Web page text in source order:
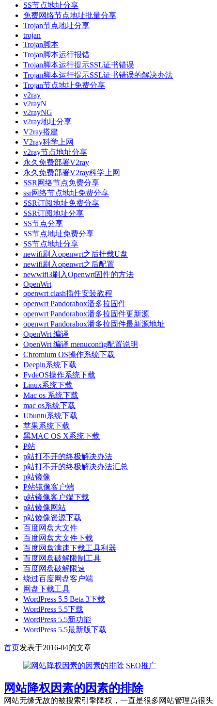
SS节点地址分享
免费网络节点地址批量分享
Trojan节点地址分享
trojan
Trojan脚本
Trojan脚本运行报错
Trojan脚本运行提示SSL证书错误
Trojan脚本运行提示SSL证书错误的解决办法
Trojan节点地址免费分享
v2ray
v2rayN
v2rayNG
v2ray地址分享
V2ray搭建
V2ray科学上网
v2ray节点地址分享
永久免费部署V2ray
永久免费部署V2ray科学上网
SSR网络节点免费分享
ssr网络节点地址免费分享
SSR订阅地址免费分享
SSR订阅地址分享
SS节点分享
SS节点地址免费分享
SS节点地址分享
newifi刷入openwrt之后挂载U盘
newifi刷入openwrt之后配置
newwifi3刷入Openwrt固件的方法
OpenWrt
openwrt clash插件安装教程
openwrt Pandorabox潘多拉固件
openwrt Pandorabox潘多拉固件更新源
openwrt Pandorabox潘多拉固件最新源地址
OpenWrt 编译
OpenWrt 编译 menuconfig配置说明
Chromium OS操作系统下载
Deepin系统下载
FydeOS操作系统下载
Linux系统下载
Mac os 系统下载
mac os系统下载
Ubuntu系统下载
苹果系统下载
黑MAC OS X系统下载
P站
p站打不开的终极解决办法
p站打不开的终极解决办法汇总
p站镜像
P站镜像客户端
p站镜像客户端下载
p站镜像网站
p站镜像资源下载
百度网盘大文件
百度网盘大文件下载
百度网盘满速下载工具利器
百度网盘破解限制工具
百度网盘破解限速
绕过百度网盘客户端
网盘下载工具
WordPress 5.5 Beta 3下载
WordPress 5.5下载
WordPress 5.5新功能
WordPress 5.5最新版下载
首页发表于2016-04的文章
SEO推广
网站降权因素的因素的排除
网站无缘无故的被搜索引擎降权，一直是很多网站管理员很头